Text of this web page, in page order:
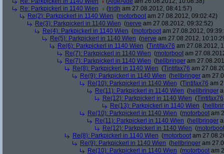
Re: Parkpickerl in 1140 Wien
(tridh am 27.08.2012, 08:41:57)
Re(2): Parkpickerl in 1140 Wien (motorboot am 27.08.2012, 09:02:42)
Re(3): Parkpickerl in 1140 Wien (nerve am 27.08.2012, 09:32:52)
Re(4): Parkpickerl in 1140 Wien (motorboot am 27.08.2012,
Re(5): Parkpickerl in 1140 Wien (nerve am 27.08.2012,
Re(6): Parkpickerl in 1140 Wien (Tintifax76 am 27.08.2012,
Re(7): Parkpickerl in 1140 Wien (motorboot am
Re(7): Parkpickerl in 1140 Wien (hellbringer am
Re(8): Parkpickerl in 1140 Wien (Tintifax76 am
Re(9): Parkpickerl in 1140 Wien (hellbringer am
Re(10): Parkpickerl in 1140 Wien (Tintifax76 am
Re(11): Parkpickerl in 1140 Wien (hellbringer
Re(12): Parkpickerl in 1140 Wien (Tintifax76
Re(13): Parkpickerl in 1140 Wien (
Re(10): Parkpickerl in 1140 Wien (motorboot am
Re(11): Parkpickerl in 1140 Wien (hellbringer
Re(12): Parkpickerl in 1140 Wien (motorboot
Re(8): Parkpickerl in 1140 Wien (motorboot am
Re(9): Parkpickerl in 1140 Wien (hellbringer am
Re(10): Parkpickerl in 1140 Wien (motorboot am